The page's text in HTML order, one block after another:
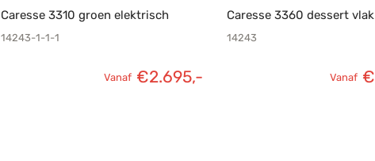
Caresse 3310 groen elektrisch
14243-1-1-1
Vanaf €2.695,-
Caresse 3360 dessert vlak
14243
Vanaf €